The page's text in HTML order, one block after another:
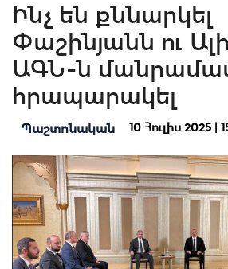
Ինչ են քննարկել
Փաշինյանն ու
ԱԳՆ-ն
հրապարակել
Պաշտոնական 10 Հուլիս 2025 |